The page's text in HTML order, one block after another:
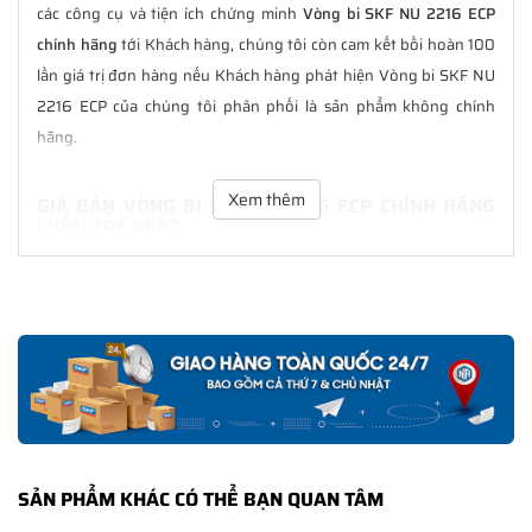
các công cụ và tiện ích chứng minh Vòng bi SKF NU 2216 ECP
chính hãngtới Khách hàng, chúng tôi còn cam kết bồi hoàn 100
lần giá trị đơn hàng nếu Khách hàng phát hiện Vòng bi SKF NU
2216 ECP của chúng tôi phân phối là sản phẩm không chính
hãng.
GIÁ BÁN VÒNG BI SKF NU 2216 ECP CHÍNH HÃNG
TạiNGOCANH.COMgiá bán Vòng bi SKF NU 2216 ECP luôn là tốt
trong suốt quá trình sử dụng các sản phẩm SKF chính hãng.
CHẾ ĐỘ BẢO HÀNH VÒNG BI SKF NU 2216 ECP
CHÍNH HÃNG
Tất cả các sản phẩm SKF chính hãng do
phối đều được bảo hành chính hãng theo đúng tiêu chuẩn bảo
Xem thêm
SẢN PHẨM KHÁC CÓ THỂ BẠN QUAN TÂM